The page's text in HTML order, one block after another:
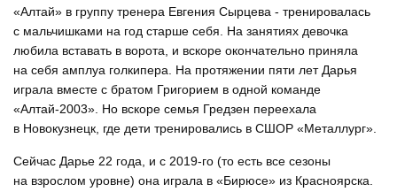
«Алтай» в группу тренера Евгения Сырцева - тренировалась
с мальчишками на год старше себя. На занятиях девочка
любила вставать в ворота, и вскоре окончательно приняла
на себя амплуа голкипера. На протяжении пяти лет Дарья
играла вместе с братом Григорием в одной команде
«Алтай-2003». Но вскоре семья Гредзен переехала
в Новокузнецк, где дети тренировались в СШОР «Металлург».
Сейчас Дарье 22 года, и с 2019-го (то есть все сезоны
на взрослом уровне) она играла в «Бирюсе» из Красноярска.